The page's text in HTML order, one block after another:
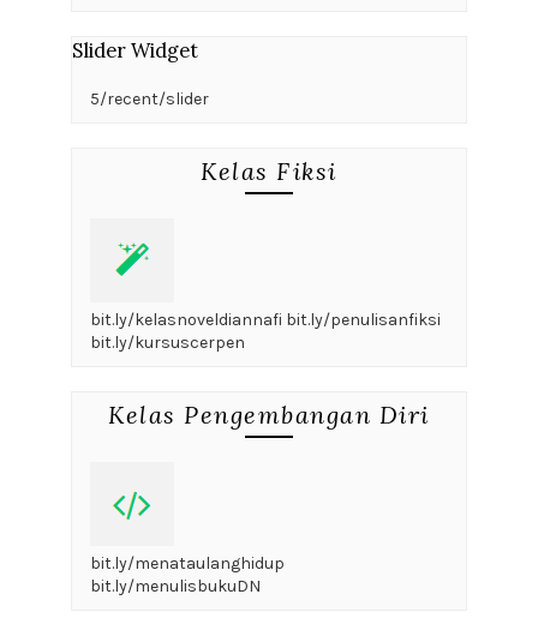
Slider Widget
5/recent/slider
Kelas Fiksi
bit.ly/kelasnoveldiannafi bit.ly/penulisanfiksi
bit.ly/kursuscerpen
Kelas Pengembangan Diri
bit.ly/menataulanghidup
bit.ly/menulisbukuDN